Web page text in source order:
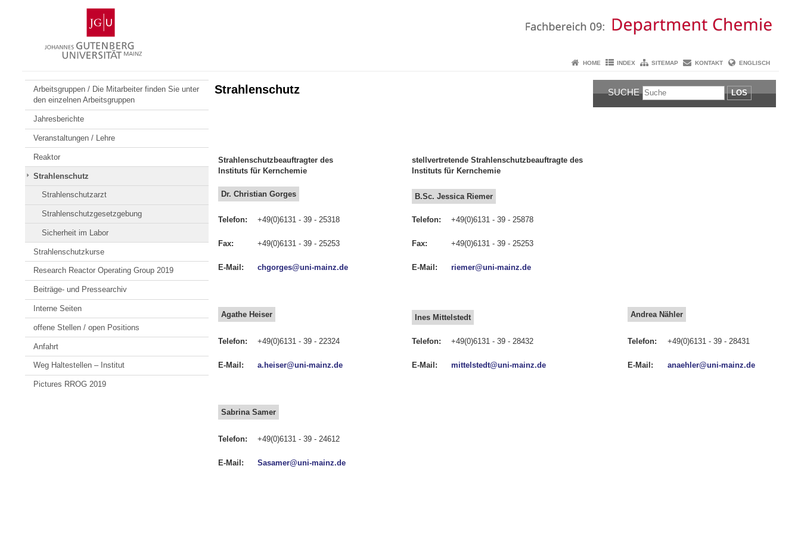
Gutenberg-
Universität
Mainz
HOME INDEX SITEMAP KONTAKT ENGLISCH
Arbeitsgruppen / Die Mitarbeiter finden Sie unter
den einzelnen Arbeitsgruppen
Jahresberichte
Veranstaltungen / Lehre
Reaktor
Strahlenschutz
Strahlenschutzarzt
Strahlenschutzgesetzgebung
Sicherheit im Labor
Strahlenschutzkurse
Research Reactor Operating Group 2019
Beiträge- und Pressearchiv
Interne Seiten
offene Stellen / open Positions
Anfahrt
Weg Haltestellen – Institut
Pictures RROG 2019
Strahlenschutz
Strahlenschutzbeauftragter des
Instituts für Kernchemie
stellvertretende Strahlenschutzbeauftragte des
Instituts für Kernchemie
Dr. Christian Gorges B.Sc. Jessica Riemer
Telefon: +49(0)6131 - 39 - 25318 Telefon: +49(0)6131 - 39 - 25878
Fax: +49(0)6131 - 39 - 25253 Fax: +49(0)6131 - 39 - 25253
E-Mail: chgorges@uni-mainz.de E-Mail: riemer@uni-mainz.de
Agathe Heiser Ines Mittelstedt Andrea Nähler
Telefon: +49(0)6131 - 39 - 22324 Telefon: +49(0)6131 - 39 - 28432 Telefon: +49(0)6131 - 39 - 28431
E-Mail: a.heiser@uni-mainz.de E-Mail: mittelstedt@uni-mainz.de E-Mail: anaehler@uni-mainz.de
Sabrina Samer
Telefon: +49(0)6131 - 39 - 24612
E-Mail: Sasamer@uni-mainz.de
SUCHE LOS